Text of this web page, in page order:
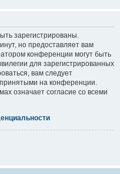
зарегистрированы.
но предоставляет вам
конференции могут быть
для зарегистрированных
вам следует
на конференции.
означает согласие со всеми